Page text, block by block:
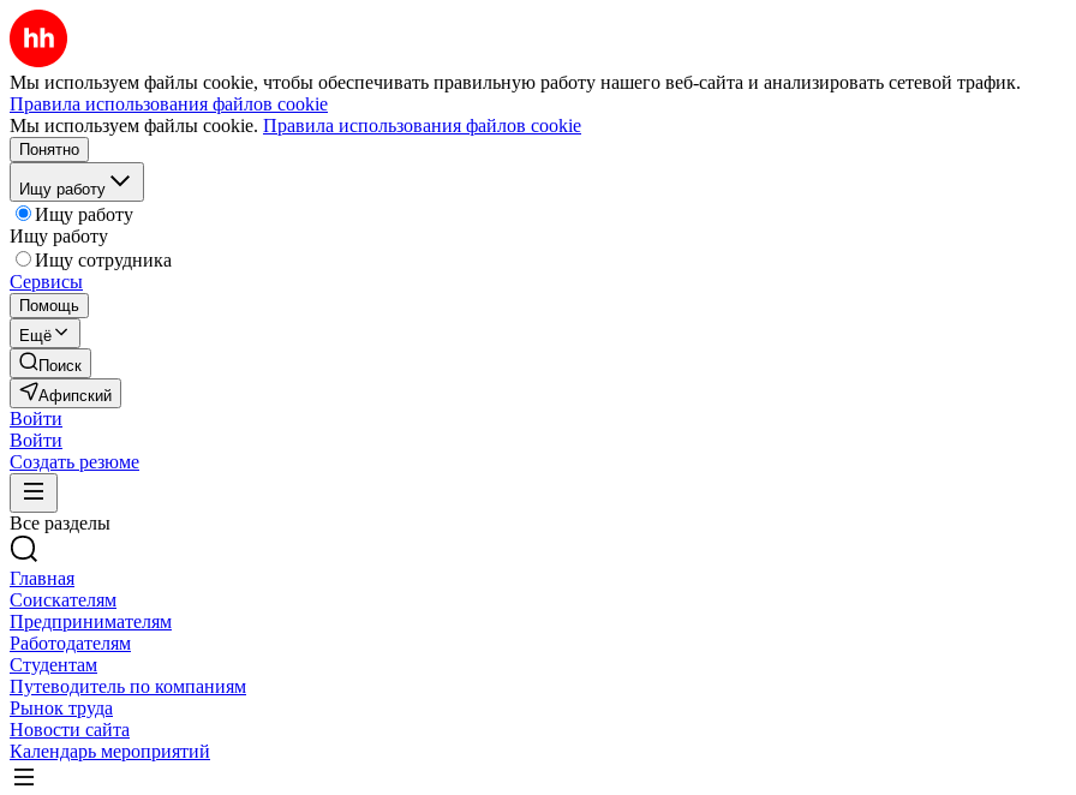
Мы используем файлы cookie, чтобы обеспечивать правильную работу нашего веб-сайта и анализировать сетевой трафик.
Правила использования файлов cookie
Мы используем файлы cookie. Правила использования файлов cookie
Понятно
Ищу работу
Ищу работу
Ищу работу
Ищу сотрудника
Сервисы
Помощь
Ещё
Поиск
Афипский
Войти
Войти
Создать резюме
Все разделы
Главная
Соискателям
Предпринимателям
Работодателям
Студентам
Путеводитель по компаниям
Рынок труда
Новости сайта
Календарь мероприятий